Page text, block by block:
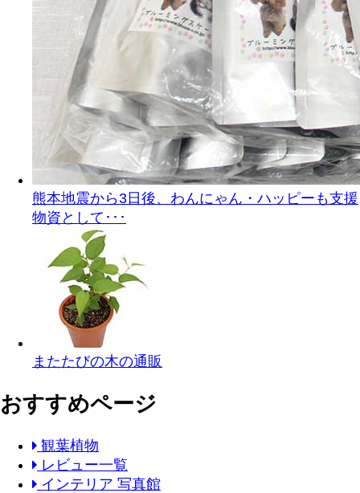
熊本地震から3日後、わんにゃん・ハッピーも支援
物資として･･･
またたびの木の通販
おすすめページ
観葉植物
レビュー一覧
インテリア 写真館